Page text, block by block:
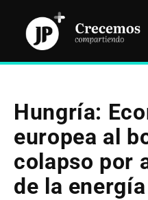
Hungría:
europea al
colapso por
de la energía